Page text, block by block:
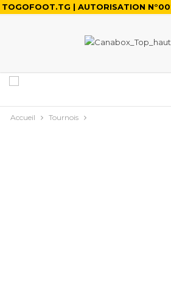
TOGOFOOT.TG | AUTORISATION
Accueil Tournois